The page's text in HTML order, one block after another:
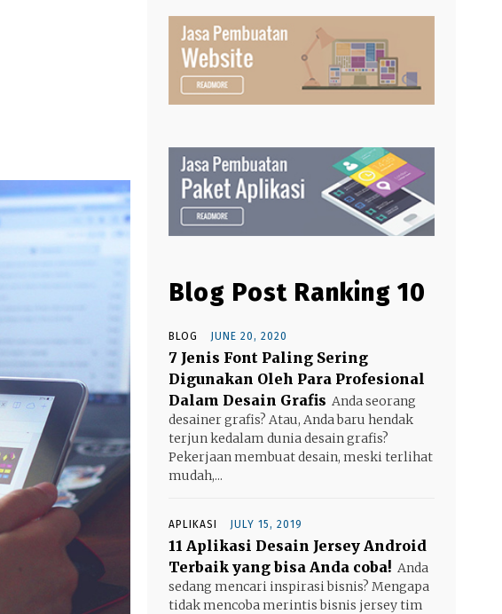
Blog Post Ranking 10
BLOG JUNE 20, 2020
7 Jenis Font Paling Sering
Digunakan Oleh Para Profesional
Dalam Desain Grafis Anda seorang
desainer grafis? Atau, Anda baru hendak
terjun kedalam dunia desain grafis?
Pekerjaan membuat desain, meski terlihat
mudah,...
APLIKASI JULY 15, 2019
11 Aplikasi Desain Jersey Android
Terbaik yang bisa Anda coba! Anda
sedang mencari inspirasi bisnis? Mengapa
tidak mencoba merintis bisnis jersey tim